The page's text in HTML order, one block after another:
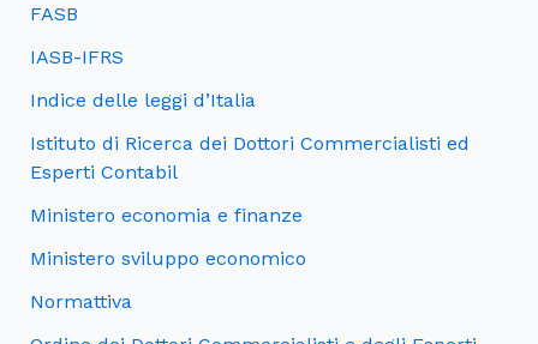
FASB
IASB-IFRS
Indice delle leggi d’Italia
Istituto di Ricerca dei Dottori Commercialisti ed
Esperti Contabil
Ministero economia e finanze
Ministero sviluppo economico
Normattiva